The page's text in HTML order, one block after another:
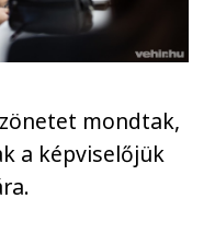
mondtak,
a képviselőjük